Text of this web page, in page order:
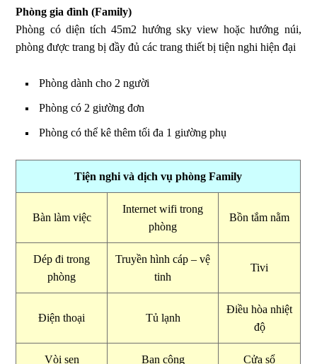
Phòng gia đình (Family)
Phòng có diện tích 45m2 hướng sky view hoặc hướng núi,
phòng được trang bị đầy đủ các trang thiết bị tiện nghi hiện đại
Phòng dành cho 2 người
Phòng có 2 giường đơn
Phòng có thể kê thêm tối đa 1 giường phụ
Tiện nghi và dịch vụ phòng Family
Bàn làm việc
Internet wifi trong
phòng
Bồn tắm nằm
Dép đi trong
phòng
Truyền hình cáp – vệ
tinh
Tivi
Điện thoại Tủ lạnh
Điều hòa nhiệt
độ
Vòi sen Ban công Cửa sổ